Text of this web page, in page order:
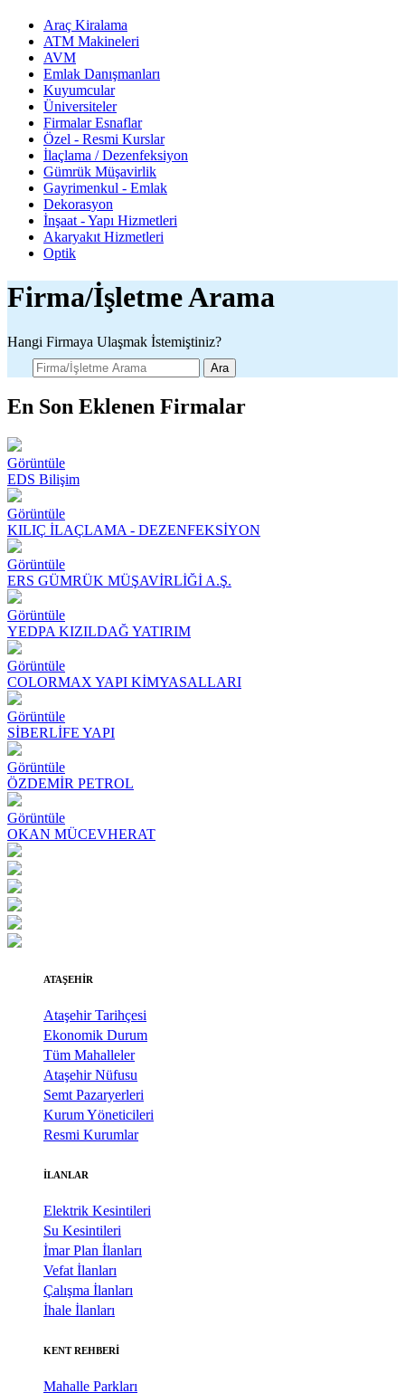
Araç Kiralama
ATM Makineleri
AVM
Emlak Danışmanları
Kuyumcular
Üniversiteler
Firmalar Esnaflar
Özel - Resmi Kurslar
İlaçlama / Dezenfeksiyon
Gümrük Müşavirlik
Gayrimenkul - Emlak
Dekorasyon
İnşaat - Yapı Hizmetleri
Akaryakıt Hizmetleri
Optik
Firma/İşletme Arama
Hangi Firmaya Ulaşmak İstemiştiniz?
Ara
En Son Eklenen Firmalar
Görüntüle
EDS Bilişim
Görüntüle
KILIÇ İLAÇLAMA - DEZENFEKSİYON
Görüntüle
ERS GÜMRÜK MÜŞAVİRLİĞİ A.Ş.
Görüntüle
YEDPA KIZILDAĞ YATIRIM
Görüntüle
COLORMAX YAPI KİMYASALLARI
Görüntüle
SİBERLİFE YAPI
Görüntüle
ÖZDEMİR PETROL
Görüntüle
OKAN MÜCEVHERAT
ATAŞEHİR
Ataşehir Tarihçesi
Ekonomik Durum
Tüm Mahalleler
Ataşehir Nüfusu
Semt Pazaryerleri
Kurum Yöneticileri
Resmi Kurumlar
İLANLAR
Elektrik Kesintileri
Su Kesintileri
İmar Plan İlanları
Vefat İlanları
Çalışma İlanları
İhale İlanları
KENT REHBERİ
Mahalle Parkları